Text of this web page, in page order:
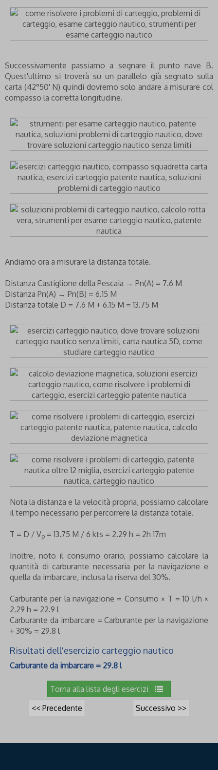
Successivamente passiamo a segnare il punto nave B.
Quest'ultimo si troverà su un parallelo già segnato sulla
carta (42°50' N) quindi dovremo solo andare a misurare col
compasso la corretta longitudine.
Andiamo ora a misurare la distanza totale.
Distanza Castiglione della Pescaia → Pn(A) = 7.6 M
Distanza Pn(A) → Pn(B) = 6.15 M
Distanza totale D = 7.6 M + 6.15 M = 13.75 M
Nota la distanza e la velocità propria, possiamo calcolare
il tempo necessario per percorrere la distanza totale.
T = D / Vp = 13.75 M / 6 kts = 2.29 h = 2h 17m
Inoltre, noto il consumo orario, possiamo calcolare la
quantità di carburante necessaria per la navigazione e
quella da imbarcare, inclusa la riserva del 30%.
Carburante per la navigazione = Consumo × T = 10 l/h ×
2.29 h = 22.9 l
Carburante da imbarcare = Carburante per la navigazione
+ 30% = 29.8 l
Risultati dell'esercizio carteggio nautico
Carburante da imbarcare = 29.8 l
Torna alla lista degli esercizi
<< Precedente
Successivo >>